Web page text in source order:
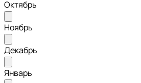
Октябрь
Ноябрь
Декабрь
Январь